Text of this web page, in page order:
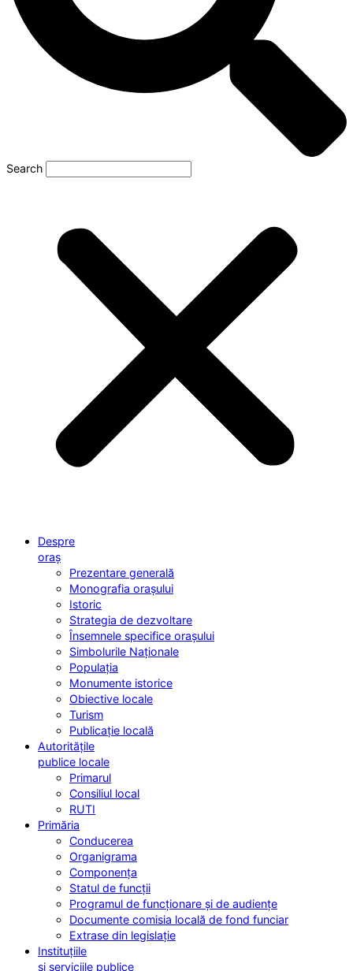
Search
Despre
oraș
Prezentare generală
Monografia orașului
Istoric
Strategia de dezvoltare
Însemnele specifice orașului
Simbolurile Naționale
Populația
Monumente istorice
Obiective locale
Turism
Publicație locală
Autoritățile
publice locale
Primarul
Consiliul local
RUTI
Primăria
Conducerea
Organigrama
Componența
Statul de funcții
Programul de funcționare și de audiențe
Documente comisia locală de fond funciar
Extrase din legislație
Instituțiile
și serviciile publice